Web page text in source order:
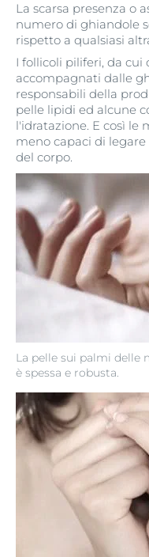
La pelle sui palmi delle
è spessa e robusta.
La scarsa presenza o
numero di ghiandole
rispetto a qualsiasi
I follicoli piliferi, da cui
accompagnati dalle
responsabili della
pelle lipidi ed alcune
l'idratazione. E così le
meno capaci di
del corpo.